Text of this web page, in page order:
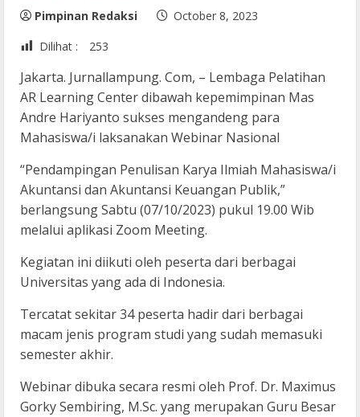
Pimpinan Redaksi
October 8, 2023
Dilihat :
253
Jakarta. Jurnallampung. Com, – Lembaga Pelatihan
AR Learning Center dibawah kepemimpinan Mas
Andre Hariyanto sukses mengandeng para
Mahasiswa/i laksanakan Webinar Nasional
“Pendampingan Penulisan Karya Ilmiah Mahasiswa/i
Akuntansi dan Akuntansi Keuangan Publik,”
berlangsung Sabtu (07/10/2023) pukul 19.00 Wib
melalui aplikasi Zoom Meeting.
Kegiatan ini diikuti oleh peserta dari berbagai
Universitas yang ada di Indonesia.
Tercatat sekitar 34 peserta hadir dari berbagai
macam jenis program studi yang sudah memasuki
semester akhir.
Webinar dibuka secara resmi oleh Prof. Dr. Maximus
Gorky Sembiring, M.Sc. yang merupakan Guru Besar